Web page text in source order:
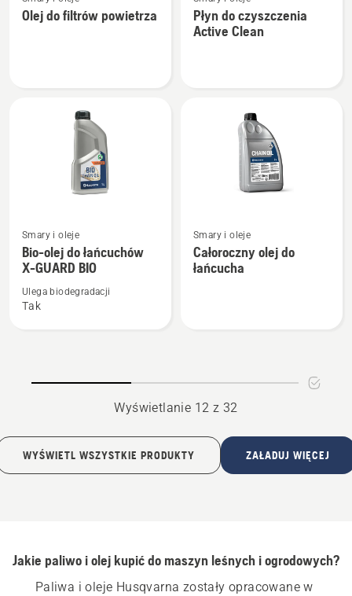
szczegółów
Olej do filtrów powietrza
szczegółów
Płyn do czyszczenia
Active Clean
więcej
szczegółów
Bio-
Smary i oleje
Bio-olej do łańcuchów
X-GUARD BIO
Ulega biodegradacji
Tak
więcej
szczegółów
Smary i oleje
Całoroczny olej do
łańcucha
Wyświetlanie 12 z 32
WYŚWIETL WSZYSTKIE PRODUKTY ZAŁADUJ WIĘCEJ
Jakie paliwo i olej kupić do maszyn leśnych i ogrodowych?
Paliwa i oleje Husqvarna zostały opracowane w